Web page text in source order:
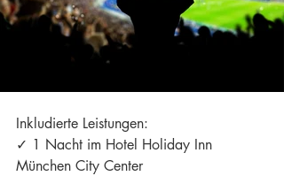
Inkludierte Leistungen:
✓ 1 Nacht im Hotel Holiday Inn
München City Center